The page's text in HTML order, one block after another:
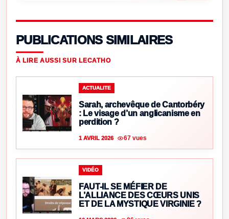
PUBLICATIONS SIMILAIRES
À LIRE AUSSI SUR LECATHO
ACTUALITE
Sarah, archevêque de Cantorbéry
: Le visage d’un anglicanisme en
perdition ?
1 AVRIL 2026 67 vues
VIDÉO
FAUT-IL SE MÉFIER DE
L’ALLIANCE DES CŒURS UNIS
ET DE LA MYSTIQUE VIRGINIE ?